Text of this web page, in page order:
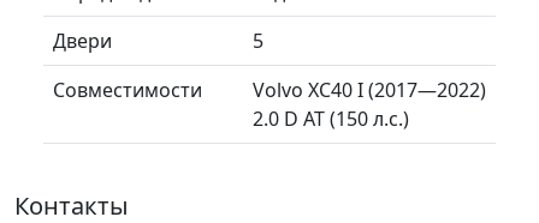
Двери
5
Совместимости
Volvo XC40 I (2017—2022)
2.0 D AT (150 л.с.)
Контакты